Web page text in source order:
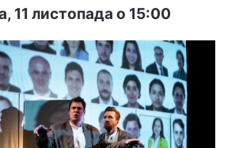
11 листопада о 15:00